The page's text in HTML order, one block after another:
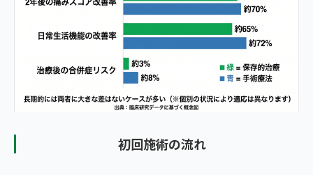
初回施術の流れ